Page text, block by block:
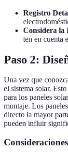
Registro
Considera la
ten en cuenta
Paso 2:
Una vez que
el sistema solar.
para los paneles
montaje. Los
directo la mayor
pueden influir